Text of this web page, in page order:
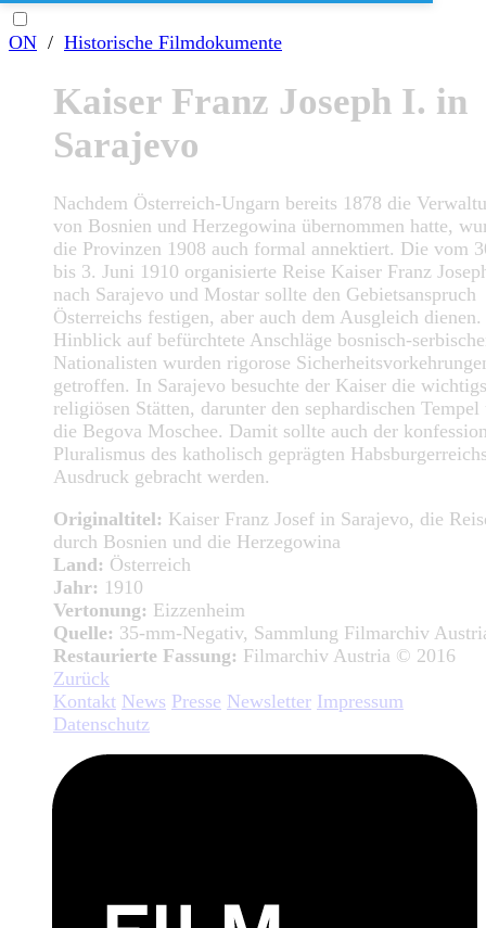
ON / Historische Filmdokumente
Kaiser Franz Joseph I. in
Sarajevo
Nachdem Österreich-Ungarn bereits 1878 die
von Bosnien und Herzegowina übernommen hatte,
die Provinzen 1908 auch formal annektiert. Die vom
bis 3. Juni 1910 organisierte Reise Kaiser Franz
nach Sarajevo und Mostar sollte den Gebietsanspruch
Österreichs festigen, aber auch dem Ausgleich
Hinblick auf befürchtete Anschläge bosnisch-
Nationalisten wurden rigorose
getroffen. In Sarajevo besuchte der Kaiser die
religiösen Stätten, darunter den sephardischen Tempel
die Begova Moschee. Damit sollte auch der
Pluralismus des katholisch geprägten
Ausdruck gebracht werden.
Originaltitel: Kaiser Franz Josef in Sarajevo, die
durch Bosnien und die Herzegowina
Land: Österreich
Jahr: 1910
Vertonung: Eizzenheim
Quelle: 35-mm-Negativ, Sammlung Filmarchiv
Restaurierte Fassung: Filmarchiv Austria © 2016
Zurück
Kontakt News Presse Newsletter Impressum
Datenschutz